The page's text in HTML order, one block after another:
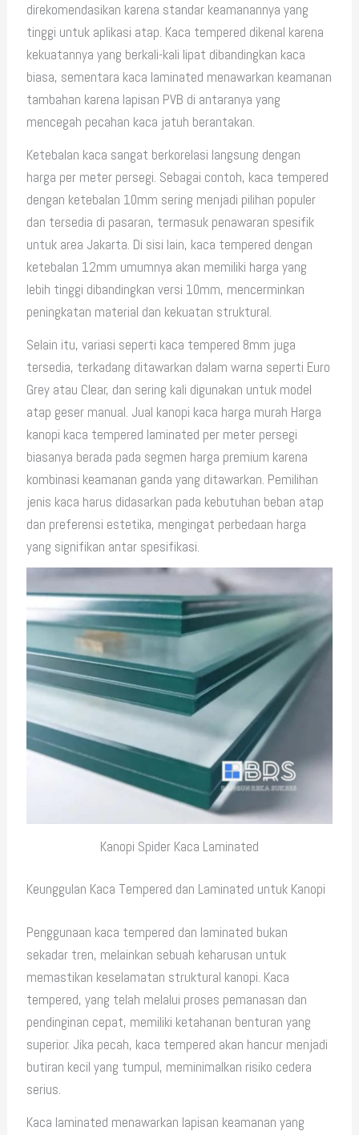
direkomendasikan karena standar keamanannya yang
tinggi untuk aplikasi atap. Kaca tempered dikenal karena
kekuatannya yang berkali-kali lipat dibandingkan kaca
biasa, sementara kaca laminated menawarkan keamanan
tambahan karena lapisan PVB di antaranya yang
mencegah pecahan kaca jatuh berantakan.
Ketebalan kaca sangat berkorelasi langsung dengan
harga per meter persegi. Sebagai contoh, kaca tempered
dengan ketebalan 10mm sering menjadi pilihan populer
dan tersedia di pasaran, termasuk penawaran spesifik
untuk area Jakarta. Di sisi lain, kaca tempered dengan
ketebalan 12mm umumnya akan memiliki harga yang
lebih tinggi dibandingkan versi 10mm, mencerminkan
peningkatan material dan kekuatan struktural.
Selain itu, variasi seperti kaca tempered 8mm juga
tersedia, terkadang ditawarkan dalam warna seperti Euro
Grey atau Clear, dan sering kali digunakan untuk model
atap geser manual. Jual kanopi kaca harga murah Harga
kanopi kaca tempered laminated per meter persegi
biasanya berada pada segmen harga premium karena
kombinasi keamanan ganda yang ditawarkan. Pemilihan
jenis kaca harus didasarkan pada kebutuhan beban atap
dan preferensi estetika, mengingat perbedaan harga
yang signifikan antar spesifikasi.
Kanopi Spider Kaca Laminated
Keunggulan Kaca Tempered dan Laminated untuk Kanopi
Penggunaan kaca tempered dan laminated bukan
sekadar tren, melainkan sebuah keharusan untuk
memastikan keselamatan struktural kanopi. Kaca
tempered, yang telah melalui proses pemanasan dan
pendinginan cepat, memiliki ketahanan benturan yang
superior. Jika pecah, kaca tempered akan hancur menjadi
butiran kecil yang tumpul, meminimalkan risiko cedera
serius.
Kaca laminated menawarkan lapisan keamanan yang